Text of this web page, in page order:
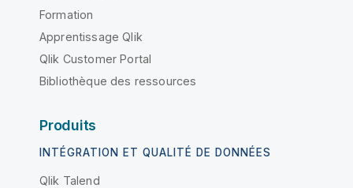
Formation
Apprentissage Qlik
Qlik Customer Portal
Bibliothèque des ressources
Produits
INTÉGRATION ET QUALITÉ DE DONNÉES
Qlik Talend